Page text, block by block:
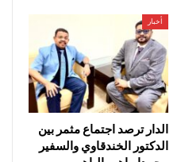
أخبار
الدار ترصد اجتماع مثمر بين
الدكتور الخندقاوي والسفير